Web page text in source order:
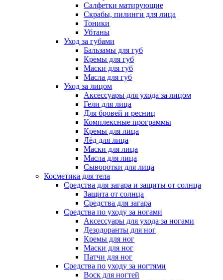
Салфетки матирующие
Скрабы, пилинги для лица
Тоники
Убтаны
Уход за губами
Бальзамы для губ
Кремы для губ
Маски для губ
Масла для губ
Уход за лицом
Аксессуары для ухода за лицом
Гели для лица
Для бровей и ресниц
Комплексные программы
Кремы для лица
Лёд для лица
Маски для лица
Масла для лица
Сыворотки для лица
Косметика для тела
Средства для загара и защиты от солнца
Защита от солнца
Средства для загара
Средства по уходу за ногами
Аксессуары для ухода за ногами
Дезодоранты для ног
Кремы для ног
Маски для ног
Патчи для ног
Средства по уходу за ногтями
Воск для ногтей